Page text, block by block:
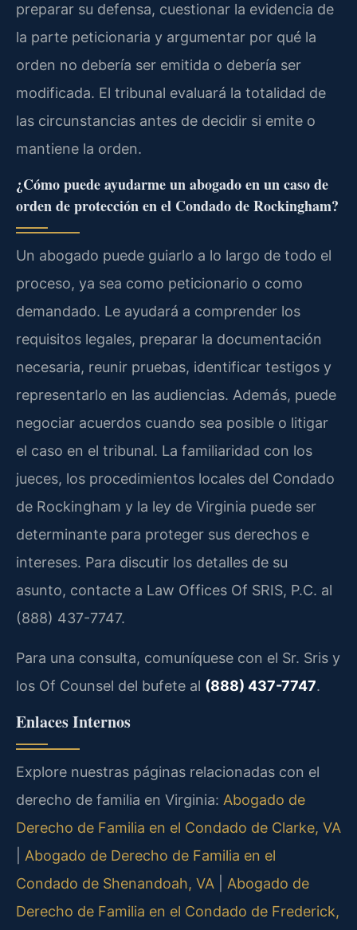
preparar su defensa, cuestionar la evidencia de
la parte peticionaria y argumentar por qué la
orden no debería ser emitida o debería ser
modificada. El tribunal evaluará la totalidad de
las circunstancias antes de decidir si emite o
mantiene la orden.
¿Cómo puede ayudarme un abogado en un caso de
orden de protección en el Condado de Rockingham?
Un abogado puede guiarlo a lo largo de todo el
proceso, ya sea como peticionario o como
demandado. Le ayudará a comprender los
requisitos legales, preparar la documentación
necesaria, reunir pruebas, identificar testigos y
representarlo en las audiencias. Además, puede
negociar acuerdos cuando sea posible o litigar
el caso en el tribunal. La familiaridad con los
jueces, los procedimientos locales del Condado
de Rockingham y la ley de Virginia puede ser
determinante para proteger sus derechos e
intereses. Para discutir los detalles de su
asunto, contacte a Law Offices Of SRIS, P.C. al
(888) 437-7747.
Para una consulta, comuníquese con el Sr. Sris y
los Of Counsel del bufete al (888) 437-7747.
Enlaces Internos
Explore nuestras páginas relacionadas con el
derecho de familia en Virginia: Abogado de
Derecho de Familia en el Condado de Clarke, VA
Abogado de Derecho de Familia en el
Condado de Shenandoah, VA
Abogado de
Derecho de Familia en el Condado de Frederick,